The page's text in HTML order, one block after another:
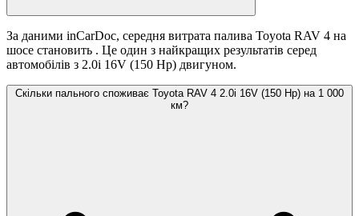
За даними inCarDoc, середня витрата палива Toyota RAV 4 на
шосе становить . Це один з найкращих результатів серед
автомобілів з 2.0i 16V (150 Hp) двигуном.
Скільки пального споживає Toyota RAV 4 2.0i 16V (150 Hp) на 1 000
км?